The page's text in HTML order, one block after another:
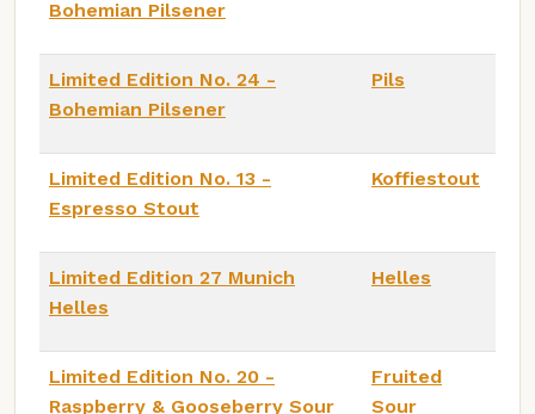
Bohemian Pilsener
Limited Edition No. 24 -
Bohemian Pilsener
Pils
Limited Edition No. 13 -
Espresso Stout
Koffiestout
Limited Edition 27 Munich
Helles
Helles
Limited Edition No. 20 -
Raspberry & Gooseberry Sour
Fruited
Sour